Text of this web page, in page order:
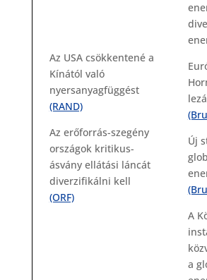
Az USA csökkentené a
Kínától való
nyersanyagfüggést
(RAND)
Az erőforrás-szegény
országok kritikus-
ásvány ellátási láncát
diverzifikálni kell
(ORF)
Új
A
a